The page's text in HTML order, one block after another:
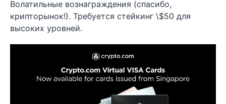
Волатильные вознаграждения (спасибо,
крипторынок!). Требуется стейкинг \$50 для
высоких уровней.